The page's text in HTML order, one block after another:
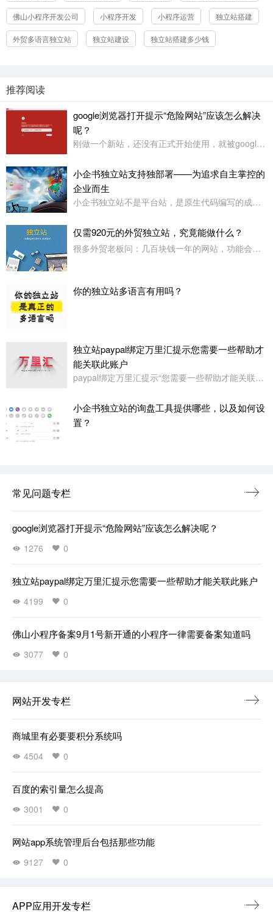
佛山小程序开发公司 小程序开发 小程序运营 独立站搭建
外贸多语言独立站 独立站建设 独立站搭建多少钱
推荐阅读
google浏览器打开提示“危险网站”应该怎么解决
呢？
刚做一个新站，还没有正式开始使用，就被google浏览器定义为“危险网站”了，其它浏览器没有任何提示或影响
小企书独立站支持独部署——为追求自主掌控的
企业而生
小企书独立站不是平台站，是原生代码编写的成品站。不依赖于任何第三方平台，所以是支持客户自行购买服务器，并把网站搭建在自己的服务器上使用！
仅需920元的外贸独立站，究竟能做什么？
很多外贸老板问：几百块钱一年的网站，功能会不会很简陋？小企书专业版本用实力告诉你：920元，足够打造一个专业级的外贸展示站。
你的独立站多语言有用吗？
独立站paypal绑定万里汇提示您需要一些帮助才
能关联此账户
paypal绑定万里汇提示“您需要一些帮助才能关联此账户。请联系我们寻求帮助,或者您也可以绑定其它账户”
小企书独立站的询盘工具提供哪些，以及如何设
置？
常见问题专栏
google浏览器打开提示“危险网站”应该怎么解决呢？
1276 0
独立站paypal绑定万里汇提示您需要一些帮助才能关联此账户
4199 0
佛山小程序备案9月1号新开通的小程序一律需要备案知道吗
3077 0
网站开发专栏
商城里有必要要积分系统吗
4504 0
百度的索引量怎么提高
3001 0
网站app系统管理后台包括那些功能
9127 0
APP应用开发专栏